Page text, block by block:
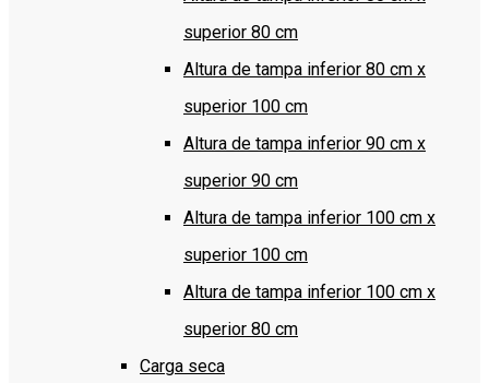
superior 80 cm
Altura de tampa inferior 80 cm x
superior 100 cm
Altura de tampa inferior 90 cm x
superior 90 cm
Altura de tampa inferior 100 cm x
superior 100 cm
Altura de tampa inferior 100 cm x
superior 80 cm
Carga seca